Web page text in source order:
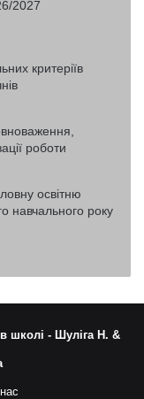
2027
критеріїв
роботи
освітню
навчального року
в школі - Шуліга Н. &